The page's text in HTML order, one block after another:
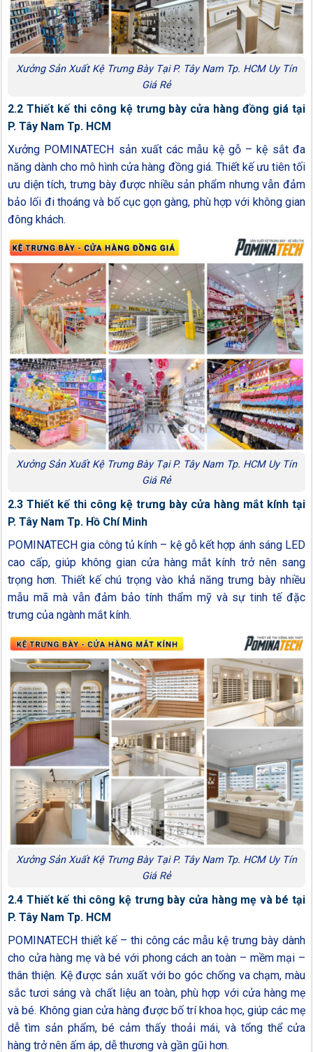
Xưởng Sản Xuất Kệ Trưng Bày Tại P. Tây Nam Tp. HCM Uy Tín
Giá Rẻ
2.2 Thiết kế thi công kệ trưng bày cửa hàng đồng giá tại
P. Tây Nam Tp. HCM
Xưởng POMINATECH sản xuất các mẫu kệ gỗ – kệ sắt đa
năng dành cho mô hình cửa hàng đồng giá. Thiết kế ưu tiên tối
ưu diện tích, trưng bày được nhiều sản phẩm nhưng vẫn đảm
bảo lối đi thoáng và bố cục gọn gàng, phù hợp với không gian
đông khách.
Xưởng Sản Xuất Kệ Trưng Bày Tại P. Tây Nam Tp. HCM Uy Tín
Giá Rẻ
2.3 Thiết kế thi công kệ trưng bày cửa hàng mắt kính tại
P. Tây Nam Tp. Hồ Chí Minh
POMINATECH gia công tủ kính – kệ gỗ kết hợp ánh sáng LED
cao cấp, giúp không gian cửa hàng mắt kính trở nên sang
trọng hơn. Thiết kế chú trọng vào khả năng trưng bày nhiều
mẫu mã mà vẫn đảm bảo tính thẩm mỹ và sự tinh tế đặc
trưng của ngành mắt kính.
Xưởng Sản Xuất Kệ Trưng Bày Tại P. Tây Nam Tp. HCM Uy Tín
Giá Rẻ
2.4 Thiết kế thi công kệ trưng bày cửa hàng mẹ và bé tại
P. Tây Nam Tp. HCM
POMINATECH thiết kế – thi công các mẫu kệ trưng bày dành
cho cửa hàng mẹ và bé với phong cách an toàn – mềm mại –
thân thiện. Kệ được sản xuất với bo góc chống va chạm, màu
sắc tươi sáng và chất liệu an toàn, phù hợp với cửa hàng mẹ
và bé. Không gian cửa hàng được bố trí khoa học, giúp các mẹ
dễ tìm sản phẩm, bé cảm thấy thoải mái, và tổng thể cửa
hàng trở nên ấm áp, dễ thương và gần gũi hơn.